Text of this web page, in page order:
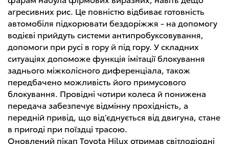
агресивних рис. Це повністю відбиває готовність
автомобіля підкорювати бездоріжжя - на допомогу
водієві прийдуть системи антипробуксовування,
допомоги при русі в гору й під гору. У складних
ситуаціях допоможе функція імітації блокування
заднього міжколісного диференціала, також
передбачено можливість його примусового
блокування. Провідні чотири колеса й понижена
передача забезпечує відмінну прохідність, а
передній привід, що від’єднується від двигуна, стане
в пригоді при поїздці трасою.
Оновлений пікап Toyota Hilux отримав світлодіодні